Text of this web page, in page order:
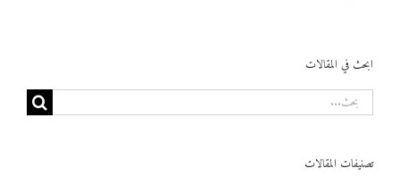
ابحث في المقالات
البحث
عن:
تصنيفات المقالات